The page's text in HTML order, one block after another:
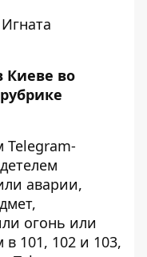
Киеве во
Telegram-
аварии,
огонь или
101, 102 и 103,